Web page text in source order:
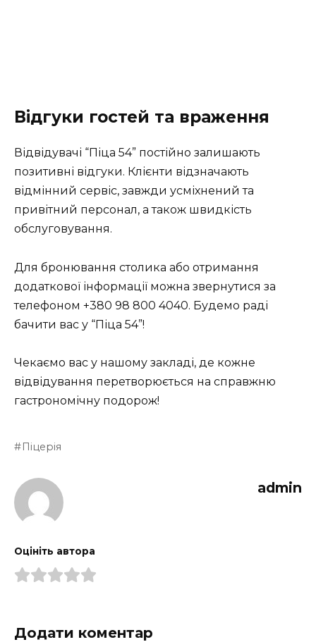
Відгуки гостей та враження
Відвідувачі “Піца 54” постійно залишають
позитивні відгуки. Клієнти відзначають
відмінний сервіс, завжди усміхнений та
привітний персонал, а також швидкість
обслуговування.
Для бронювання столика або отримання
додаткової інформації можна звернутися за
телефоном +380 98 800 4040. Будемо раді
бачити вас у “Піца 54”!
Чекаємо вас у нашому закладі, де кожне
відвідування перетворюється на справжню
гастрономічну подорож!
Піцерія
admin
Оцініть автора
Додати коментар